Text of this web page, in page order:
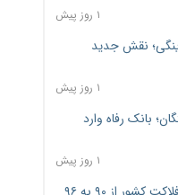
۱ روز پیش
نقش جدید
۱ روز پیش
بانک رفاه وارد
۱ روز پیش